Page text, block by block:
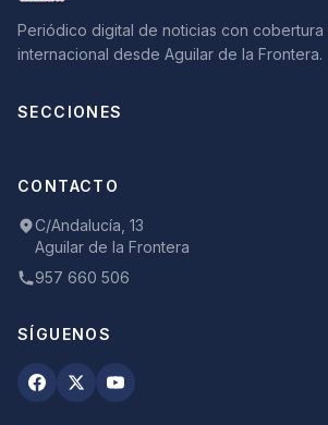
Periódico digital de noticias con cobertura
internacional desde Aguilar de la Frontera.
SECCIONES
CONTACTO
C/Andalucía, 13
Aguilar de la Frontera
957 660 506
SÍGUENOS